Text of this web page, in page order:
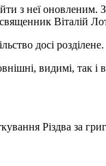
з неї оновленим.
Віталій
досі розділене.
видимі, так і
Різдва за